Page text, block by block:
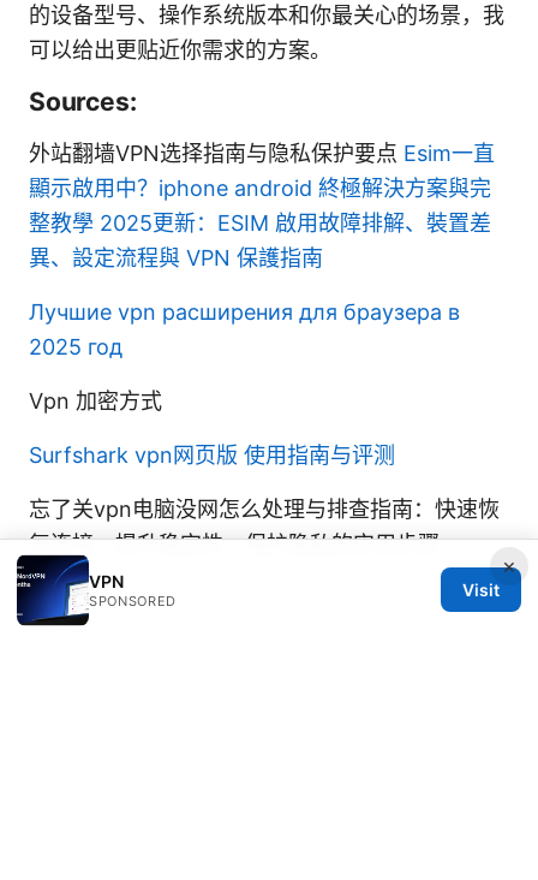
的设备型号、操作系统版本和你最关心的场景，我
可以给出更贴近你需求的方案。
Sources:
外站翻墙VPN选择指南与隐私保护要点 Esim一直
顯示啟用中？iphone android 終極解決方案與完
整教學 2025更新：ESIM 啟用故障排解、裝置差
異、設定流程與 VPN 保護指南
Лучшие vpn расширения для браузера в
2025 год
Vpn 加密方式
Surfshark vpn网页版 使用指南与评测
忘了关vpn电脑没网怎么处理与排查指南：快速恢
复连接、提升稳定性、保护隐私的实用步骤
×
VPN
SPONSORED
Visit